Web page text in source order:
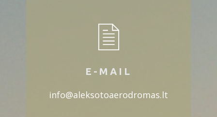
E-MAIL
​​​info@aleksotoaerodromas.lt